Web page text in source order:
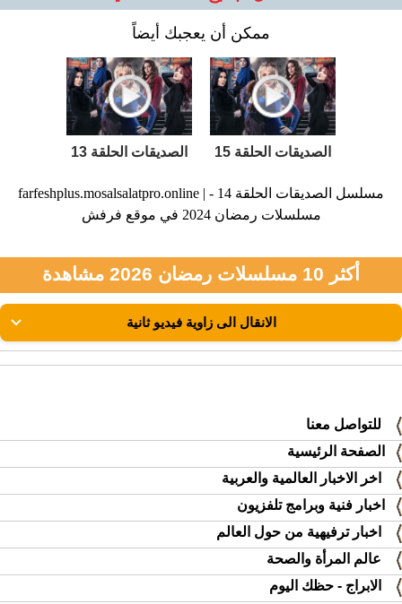
ممكن أن يعجبك أيضاً
الصديقات الحلقة 15 الصديقات الحلقة 13
farfeshplus.mosalsalatpro.online | مسلسل الصديقات الحلقة 14 -
مسلسلات رمضان 2024 في موقع فرفش
أكثر 10 مسلسلات رمضان 2026 مشاهدة
للتواصل معنا
الصفحة الرئيسية
اخر الاخبار العالمية والعربية
اخبار فنية وبرامج تلفزيون
اخبار ترفيهية من حول العالم
عالم المرأة والصحة
الابراج - حظك اليوم